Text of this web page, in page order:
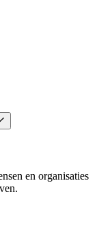
en organisaties